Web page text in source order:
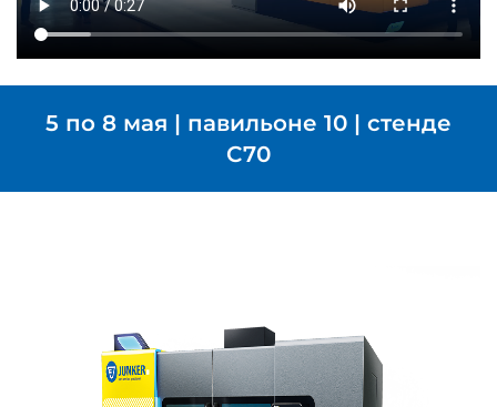
5 по 8 мая | павильоне 10 | стенде
C70